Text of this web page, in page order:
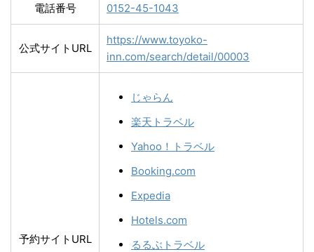
電話番号 0152-45-1043
公式サイトURL
https://www.toyoko-
inn.com/search/detail/00003
予約サイトURL
じゃらん
楽天トラベル
Yahoo！トラベル
Booking.com
Expedia
Hotels.com
るるぶトラベル